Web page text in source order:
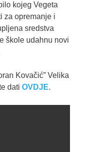
kojeg Vegeta
za opremanje i
sredstva
škole udahnu novi
Kovačić” Velika
dati OVDJE.